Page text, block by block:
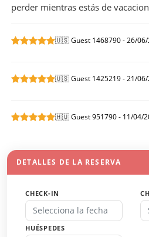
perder mientras estás de
🇺🇸 Guest 1468790 - 26/06/
🇺🇸 Guest 1425219 - 21/06/
🇭🇺 Guest 951790 - 11/04/
DETALLES DE LA RESERVA
CHECK-IN
HUÉSPEDES